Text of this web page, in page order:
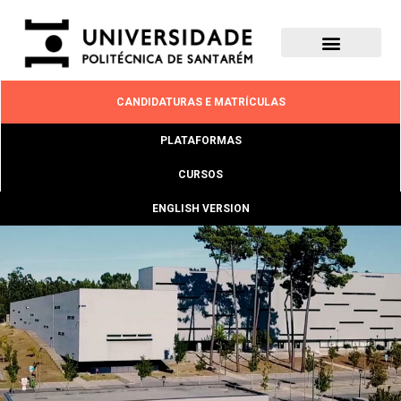
CANDIDATURAS E MATRÍCULAS
PLATAFORMAS
CURSOS
ENGLISH VERSION